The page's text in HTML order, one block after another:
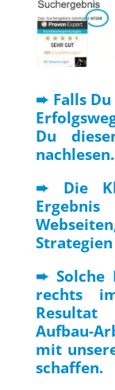
➨ Falls
Du
nachlesen.
➨ Die
➨ Solche
rechts
Aufbau-
mit
schaffen.